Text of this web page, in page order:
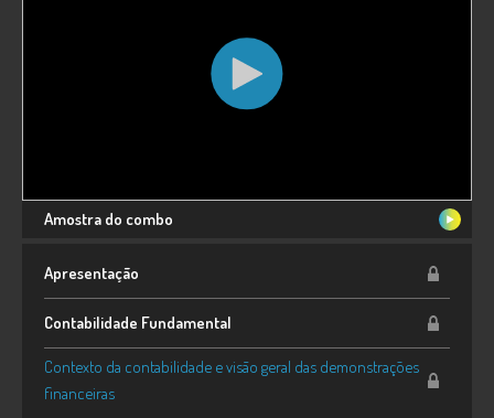
Amostra do combo
Apresentação
Contabilidade Fundamental
Contexto da contabilidade e visão geral das demonstrações
financeiras